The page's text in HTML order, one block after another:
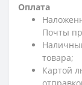
Оплата
Почты
товара;
Картой